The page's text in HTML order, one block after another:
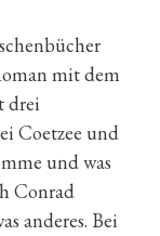
mit dem
drei
Coetzee und
und was
Conrad
anderes. Bei